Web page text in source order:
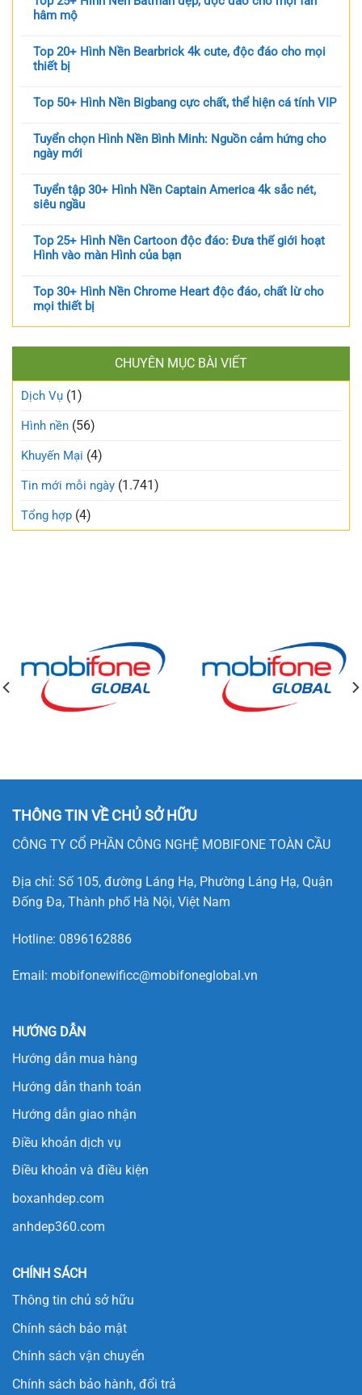
hâm mộ
Top 20+ Hình Nền Bearbrick 4k cute, độc đáo cho mọi
thiết bị
Top 50+ Hình Nền Bigbang cực chất, thể hiện cá tính VIP
Tuyển chọn Hình Nền Bình Minh: Nguồn cảm hứng cho
ngày mới
Tuyển tập 30+ Hình Nền Captain America 4k sắc nét,
siêu ngầu
Top 25+ Hình Nền Cartoon độc đáo: Đưa thế giới hoạt
Hình vào màn Hình của bạn
Top 30+ Hình Nền Chrome Heart độc đáo, chất lừ cho
mọi thiết bị
CHUYÊN MỤC BÀI VIẾT
Dịch Vụ (1)
Hình nền (56)
Khuyến Mại (4)
Tin mới mỗi ngày (1.741)
Tổng hợp (4)
THÔNG TIN VỀ CHỦ SỞ HỮU
CÔNG TY CỔ PHẦN CÔNG NGHỆ MOBIFONE TOÀN CẦU
Địa chỉ: Số 105, đường Láng Hạ, Phường Láng Hạ, Quận
Đống Đa, Thành phố Hà Nội, Việt Nam
Hotline: 0896162886
Email: mobifonewificc@mobifoneglobal.vn
HƯỚNG DẪN
Hướng dẫn mua hàng
Hướng dẫn thanh toán
Hướng dẫn giao nhận
Điều khoản dịch vụ
Điều khoản và điều kiện
boxanhdep.com
anhdep360.com
CHÍNH SÁCH
Thông tin chủ sở hữu
Chính sách bảo mật
Chính sách vận chuyển
Chính sách bảo hành, đổi trả